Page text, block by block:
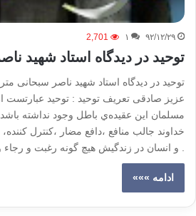
۹۲/۱۲/۲۹ ۱ 2,701
توحید در دیدگاه استاد شهید
توحید در دیدگاه استاد شهید ناصر سبحانی
عزیز صادقی تعريف توحيد : توحيد عبارتست
مسلمان اين عقيده‌ي باطل وجود نداشته
خداوند جالب منافع ،دافع مضار ،كنترل
. و انسان در زندگيش هيچ گونه رغبت و رجاء
ادامه »»»